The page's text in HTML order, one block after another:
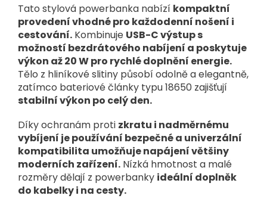
Tato stylová powerbanka nabízí kompaktní
provedení vhodné pro každodenní nošení i
cestování. Kombinuje USB-C výstup s
možností bezdrátového nabíjení a poskytuje
výkon až 20 W pro rychlé doplnění energie.
Tělo z hliníkové slitiny působí odolně a elegantně,
zatímco bateriové články typu 18650 zajišťují
stabilní výkon po celý den.
Díky ochranám proti zkratu i nadměrnému
vybíjení je používání bezpečné a univerzální
kompatibilita umožňuje napájení většiny
moderních zařízení. Nízká hmotnost a malé
rozměry dělají z powerbanky ideální doplněk
do kabelky i na cesty.